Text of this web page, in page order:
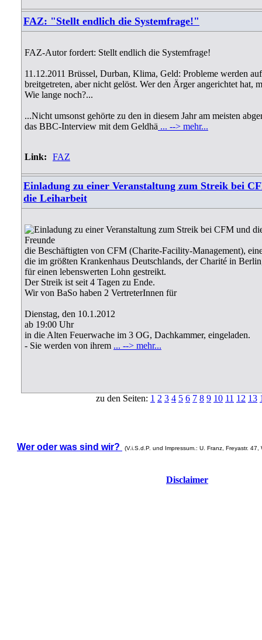
FAZ: "Stellt endlich die Systemfrage!"
FAZ-Autor fordert: Stellt endlich die Systemfrage!
11.12.2011 Brüssel, Durban, Klima, Geld: Probleme werden
breitgetreten, aber nicht gelöst. Wer den Ärger angerichtet hat,
Wie lange noch?...
...Nicht umsonst gehörte zu den in diesem Jahr am meisten
das BBC-Interview mit dem Geldhä ... --> mehr...
Link: FAZ
Einladung zu einer Veranstaltung zum Streik bei
die Leiharbeit
Freunde
die Beschäftigten von CFM (Charite-Facility-Management),
die im größten Krankenhaus Deutschlands, der Charité in
für einen lebenswerten Lohn gestreikt.
Der Streik ist seit 4 Tagen zu Ende.
Wir von BaSo haben 2 VertreterInnen für
Dienstag, den 10.1.2012
ab 19:00 Uhr
in die Alten Feuerwache im 3 OG, Dachkammer, eingeladen.
- Sie werden von ihrem ... --> mehr...
zu den Seiten: 1 2 3 4 5 6 7 8 9 10 11 12 13
Wer oder was sind wir? (V.i.S.d.P. und Impressum.: U. Franz, Freyastr. 47,
Disclaimer